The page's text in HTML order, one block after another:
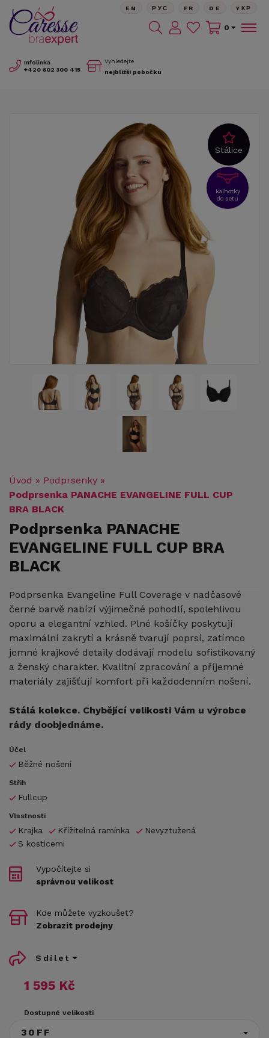
Infolinka
+420 602 300 415
Vyhledejte
nejbližší pobočku
EN РУС FR DE YКР
0
Stálice
kalhotky
do setu
Úvod » Podprsenky »
Podprsenka PANACHE EVANGELINE FULL CUP
BRA BLACK
Podprsenka PANACHE
EVANGELINE FULL CUP BRA
BLACK
Podprsenka Evangeline Full Coverage v nadčasové
černé barvě nabízí výjimečné pohodlí, spolehlivou
oporu a elegantní vzhled. Plné košíčky poskytují
maximální zakrytí a krásně tvarují poprsí, zatímco
jemné krajkové detaily dodávají modelu sofistikovaný
a ženský charakter. Kvalitní zpracování a příjemné
materiály zajišťují komfort při každodenním nošení.
Stálá kolekce. Chybějící velikosti Vám u výrobce
rády doobjednáme.
Účel
Běžné nošení
Střih
Fullcup
Vlastnosti
Krajka Křížitelná ramínka
Nevyztužená
S kosticemi
1 595 Kč
Dostupné velikosti
30FF
Vypočítejte si
správnou velikost
Kde můžete vyzkoušet?
Zobrazit prodejny
Sdílet